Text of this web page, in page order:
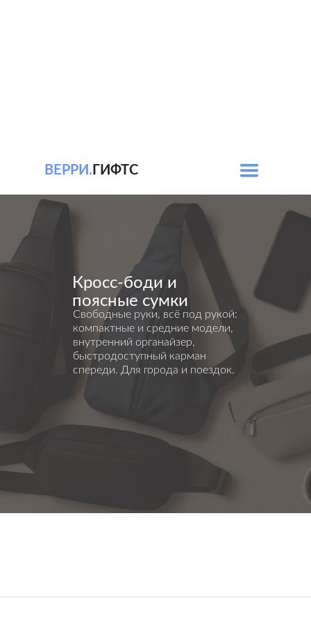
ВЕРРИ. ГИФТС
Кросс-боди и
поясные сумки
Свободные руки, всё под рукой:
компактные и средние модели,
внутренний органайзер,
быстродоступный карман
спереди. Для города и поездок.